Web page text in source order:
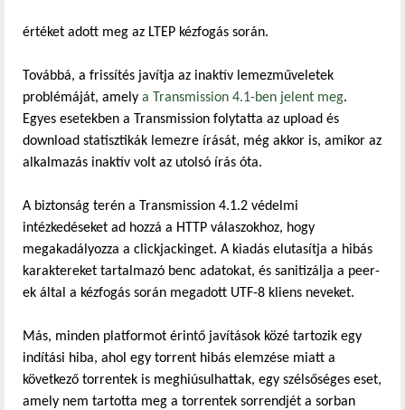
értéket adott meg az LTEP kézfogás során.
Továbbá, a frissítés javítja az inaktív lemezműveletek
problémáját, amely a Transmission 4.1-ben jelent meg.
Egyes esetekben a Transmission folytatta az upload és
download statisztikák lemezre írását, még akkor is, amikor az
alkalmazás inaktív volt az utolsó írás óta.
A biztonság terén a Transmission 4.1.2 védelmi
intézkedéseket ad hozzá a HTTP válaszokhoz, hogy
megakadályozza a clickjackinget. A kiadás elutasítja a hibás
karaktereket tartalmazó benc adatokat, és sanitizálja a peer-
ek által a kézfogás során megadott UTF-8 kliens neveket.
Más, minden platformot érintő javítások közé tartozik egy
indítási hiba, ahol egy torrent hibás elemzése miatt a
következő torrentek is meghiúsulhattak, egy szélsőséges eset,
amely nem tartotta meg a torrentek sorrendjét a sorban